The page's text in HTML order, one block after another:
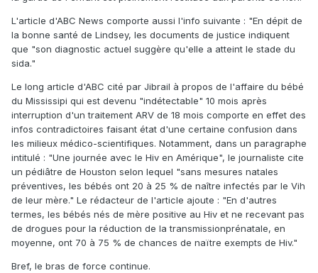
L'article d'ABC News comporte aussi l'info suivante : "En dépit de
la bonne santé de Lindsey, les documents de justice indiquent
que "son diagnostic actuel suggère qu'elle a atteint le stade du
sida."
Le long article d'ABC cité par Jibrail à propos de l'affaire du bébé
du Mississipi qui est devenu "indétectable" 10 mois après
interruption d'un traitement ARV de 18 mois comporte en effet des
infos contradictoires faisant état d'une certaine confusion dans
les milieux médico-scientifiques. Notamment, dans un paragraphe
intitulé : "Une journée avec le Hiv en Amérique", le journaliste cite
un pédiâtre de Houston selon lequel "sans mesures natales
préventives, les bébés ont 20 à 25 % de naître infectés par le Vih
de leur mère." Le rédacteur de l'article ajoute : "En d'autres
termes, les bébés nés de mère positive au Hiv et ne recevant pas
de drogues pour la réduction de la transmissionprénatale, en
moyenne, ont 70 à 75 % de chances de naïtre exempts de Hiv."
Bref, le bras de force continue.